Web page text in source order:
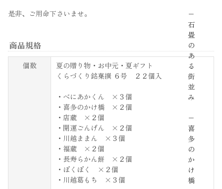
−
石
畳
の
あ
る
街
並
み
−
喜
多
の
か
け
橋
是非、ご用命下さいませ。
商品規格
個数
夏の贈り物・お中元・夏ギフト
くらづくり銘菓撰 ６号 ２２個入
・べにあかくん ×３個
・喜多のかけ橋 ×２個
・店蔵 ×２個
・開運ごんげん ×２個
・川越ままん ×３個
・福蔵 ×２個
・長寿らかん餅 ×２個
・ぽくぽく ×２個
・川越葛もち ×３個